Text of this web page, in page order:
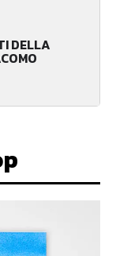
DELLA